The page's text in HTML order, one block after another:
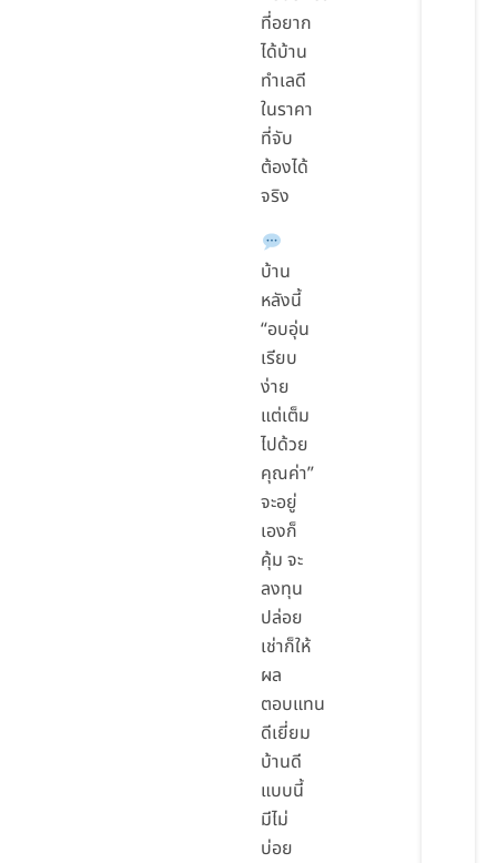
ที่อยาก
ได้บ้าน
ทำเลดี
ในราคา
ที่จับ
ต้องได้
จริง
บ้าน
หลังนี้
“อบอุ่น
เรียบ
ง่าย
แต่เต็ม
ไปด้วย
คุณค่า”
จะอยู่
เองก็
คุ้ม จะ
ลงทุน
ปล่อย
เช่าก็ให้
ผล
ตอบแทน
ดีเยี่ยม
บ้านดี
แบบนี้
มีไม่
บ่อย